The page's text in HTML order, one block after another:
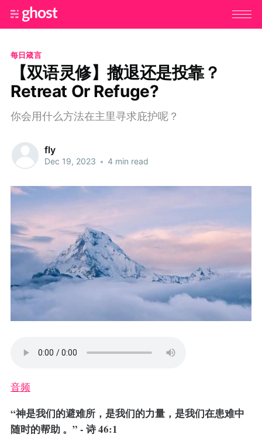
每日箴言
【双语灵修】撤退还是投靠？
Retreat Or Refuge?
你会用什么方法在主里寻求庇护呢？
fly
Dec 19, 2023 • 4 min read
音频
“神是我们的避难所，是我们的力量，是我们在患难中
随时的帮助 。” - 诗 46:1